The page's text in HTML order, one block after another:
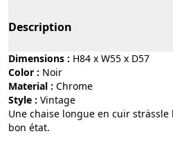
Description
Dimensions : H84 x W55 x D57
Color :
noir
Material :
chrome
Style :
vintage
Une chaise longue en cuir strässle
bon état.